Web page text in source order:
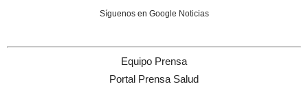
Síguenos en Google Noticias
Equipo Prensa
Portal Prensa Salud